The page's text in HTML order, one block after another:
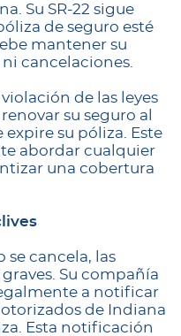
Su SR-22 sigue
de seguro esté
mantener su
cancelaciones.
de las leyes
su seguro al
expire su póliza. Este
abordar cualquier
una cobertura
se cancela, las
Su compañía
a notificar
de Indiana
Esta notificación